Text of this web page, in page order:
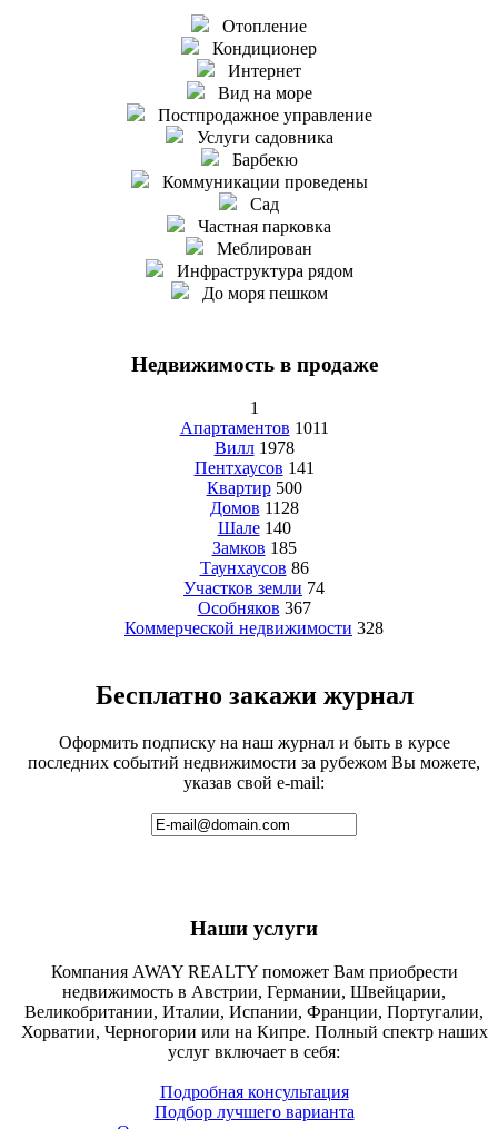
Отопление
Кондиционер
Интернет
Вид на море
Постпродажное управление
Услуги садовника
Барбекю
Коммуникации проведены
Сад
Частная парковка
Меблирован
Инфраструктура рядом
До моря пешком
Недвижимость в продаже
1
Апартаментов 1011
Вилл 1978
Пентхаусов 141
Квартир 500
Домов 1128
Шале 140
Замков 185
Таунхаусов 86
Участков земли 74
Особняков 367
Коммерческой недвижимости 328
Бесплатно закажи журнал
Оформить подписку на наш журнал и быть в курсе
последних событий недвижимости за рубежом Вы можете,
указав свой e-mail:
Наши услуги
Компания AWAY REALTY поможет Вам приобрести
недвижимость в Австрии, Германии, Швейцарии,
Великобритании, Италии, Испании, Франции, Португалии,
Хорватии, Черногории или на Кипре. Полный спектр наших
услуг включает в себя:
Подробная консультация
Подбор лучшего варианта